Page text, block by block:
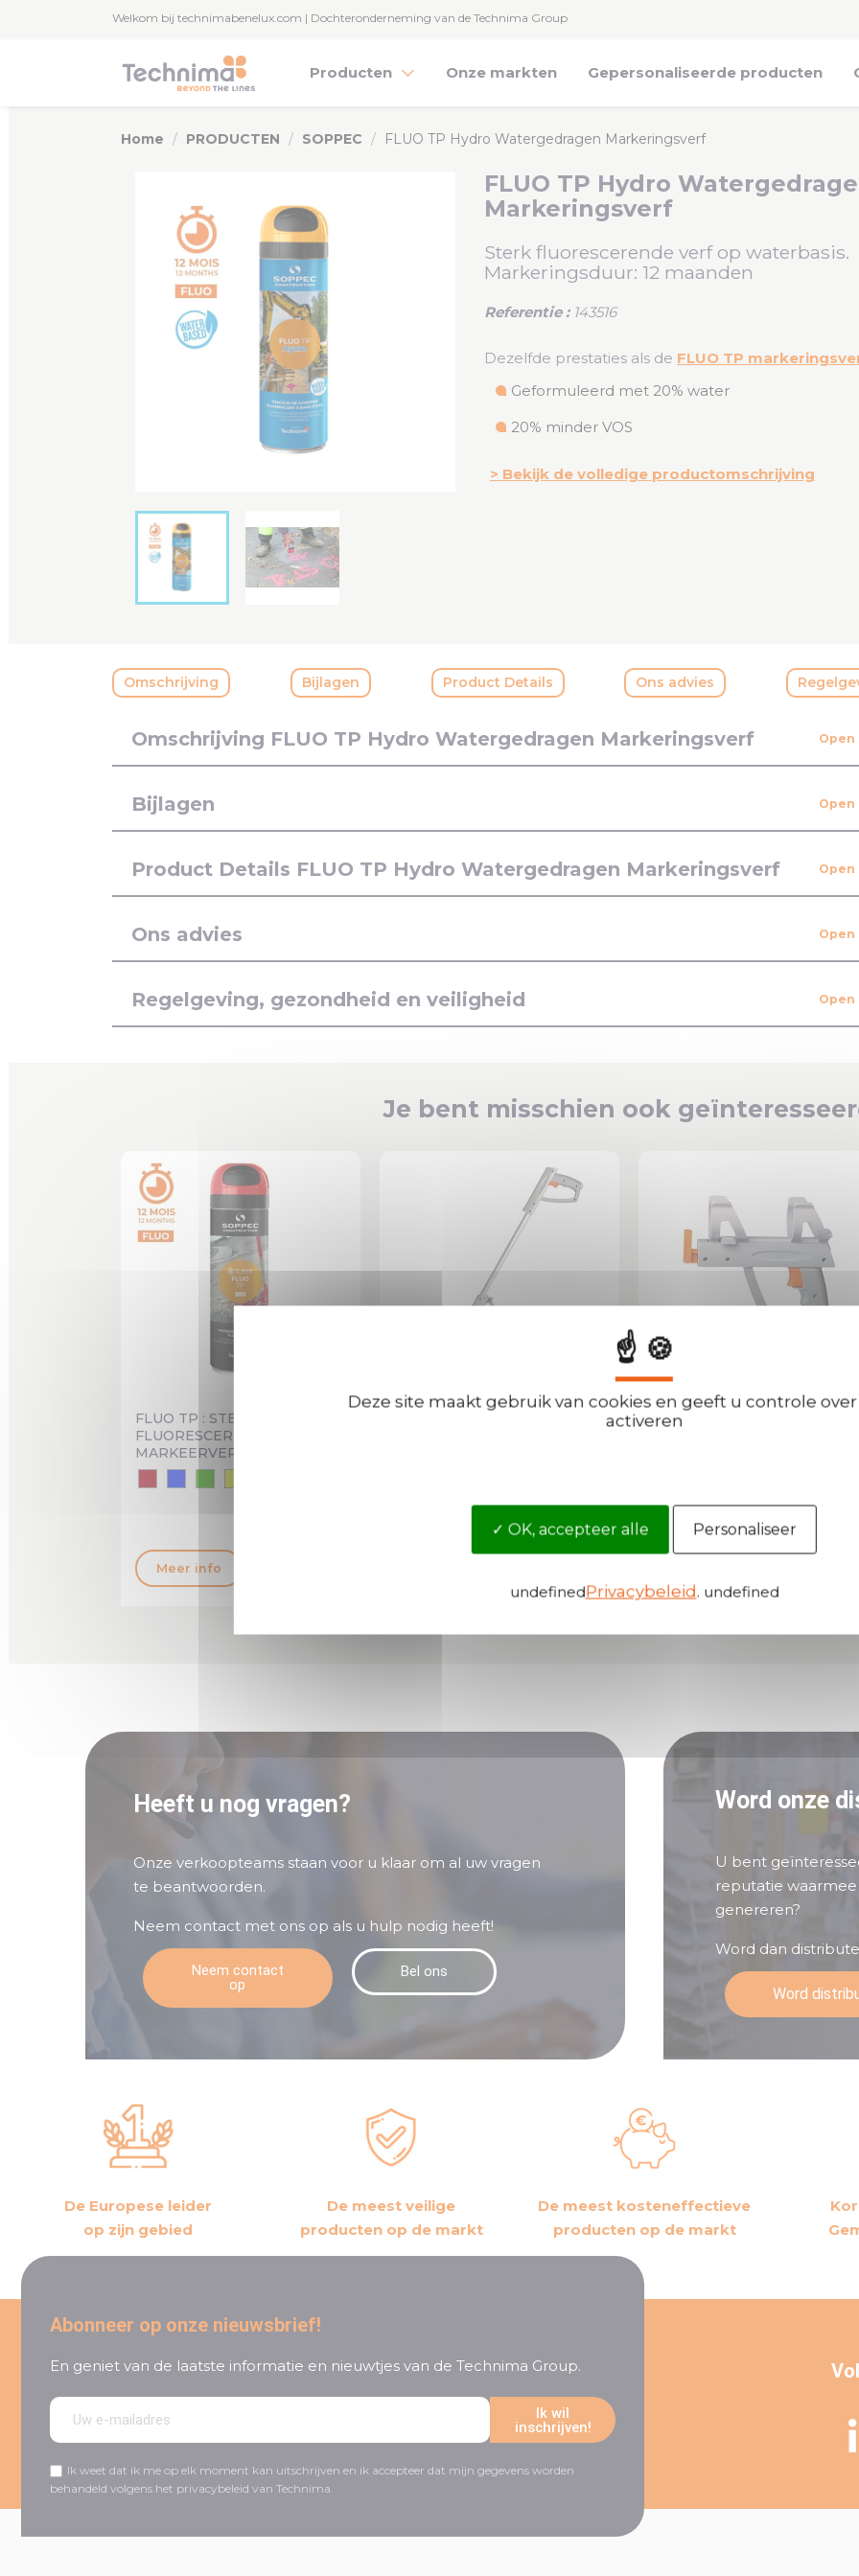
Welkom bij technimabenelux.com | Dochteronderneming van de Technima Group
Producten Onze markten Gepersonaliseerde producten
Home PRODUCTEN SOPPEC FLUO TP Hydro Watergedragen Markeringsverf
FLUO TP Hydro
Markeringsverf
Sterk fluorescerende verf op waterbasis.
Markeringsduur: 12 maanden
Referentie : 143516
Dezelfde prestaties als de FLUO TP
Geformuleerd met 20% water
20% minder VOS
Bekijk de volledige productomschrijving
Omschrijving Bijlagen Product Details Ons advies
Omschrijving FLUO TP Hydro Watergedragen Markeringsverf
Bijlagen
Product Details FLUO TP Hydro Watergedragen Markeringsverf
Ons advies
Regelgeving, gezondheid en veiligheid
Je bent misschien ook
FLUO TP : STERK
FLUORESCERENDE
MARKEERVERF
Meer info
Markeerpistool Kunststof
Heeft u nog vragen?
Onze verkoopteams staan voor u klaar om al uw vragen
te beantwoorden.
Neem contact met ons op als u hulp nodig heeft!
Neem contact
op
Bel ons
Word onze
U bent
reputatie
genereren?
Word dan
Word
De Europese leider
op zijn gebied
De meest veilige
producten op de markt
De meest kosteneffectieve
producten op de markt
Abonneer op onze nieuwsbrief!
En geniet van de laatste informatie en nieuwtjes van de Technima Group.
Ik wil
inschrijven!
Ik weet dat ik me op elk moment kan uitschrijven en ik accepteer dat mijn gegevens worden
behandeld volgens het privacybeleid van Technima.
☝ 🍪
Deze site maakt gebruik van cookies en geeft u controle
activeren
OK, accepteer alle Personaliseer
undefinedPrivacybeleid. undefined